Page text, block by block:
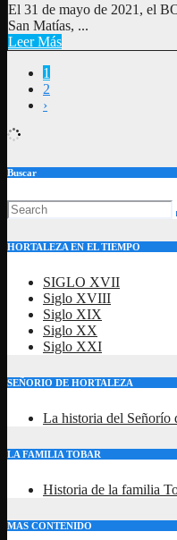
El 31 de mayo de 2021, el
San Matías, ...
Leer Más
1
2
›
Buscar
HORTALEZA EN EL TIEMPO
SIGLO XVII
Siglo XVIII
Siglo XIX
Siglo XX
Siglo XXI
SEÑORIO DE HORTALEZA
La historia del Señorío
LA FAMILIA TOBAR
Historia de la familia
MAS CONTENIDO